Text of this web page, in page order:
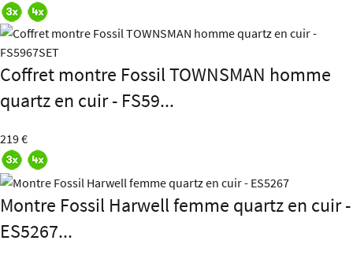
Coffret montre Fossil TOWNSMAN homme
quartz en cuir - FS59...
219 €
Montre Fossil Harwell femme quartz en cuir -
ES5267...